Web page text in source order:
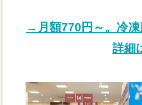
→月額770円～。冷
詳細